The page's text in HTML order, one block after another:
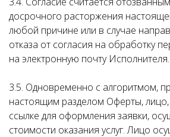
досрочного расторжения
любой причине или в случае
отказа от согласия на обработку
на электронную почту Исполнителя.
3.5. Одновременно с алгоритмом,
настоящим разделом Оферты,
ссылке для оформления заявки,
стоимости оказания услуг. Лицо